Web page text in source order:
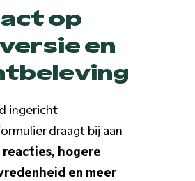
op
en
ingericht
draagt bij aan
hogere
en meer